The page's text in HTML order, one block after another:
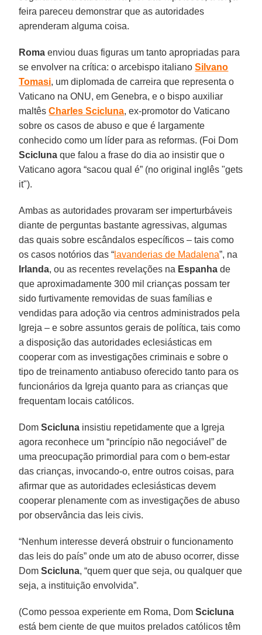
feira pareceu demonstrar que as autoridades
aprenderam alguma coisa.
Roma enviou duas figuras um tanto apropriadas para
se envolver na crítica: o arcebispo italianoSilvano
Tomasi, um diplomada de carreira que representa o
Vaticano na ONU, em Genebra, e o bispo auxiliar
maltêsCharles Scicluna, ex-promotor do Vaticano
sobre os casos de abuso e que é largamente
conhecido como um líder para as reformas. (Foi Dom
Scicluna que falou a frase do dia ao insistir que o
Vaticano agora “sacou qual é” (no original inglês "gets
it").
Ambas as autoridades provaram ser imperturbáveis
diante de perguntas bastante agressivas, algumas
das quais sobre escândalos específicos – tais como
os casos notórios das “ lavanderias de Madalena”, na
Irlanda, ou as recentes revelações na Espanha de
que aproximadamente 300 mil crianças possam ter
sido furtivamente removidas de suas famílias e
vendidas para adoção via centros administrados pela
Igreja – e sobre assuntos gerais de política, tais como
a disposição das autoridades eclesiásticas em
cooperar com as investigações criminais e sobre o
tipo de treinamento antiabuso oferecido tanto para os
funcionários da Igreja quanto para as crianças que
frequentam locais católicos.
DomScicluna insistiu repetidamente que a Igreja
agora reconhece um “princípio não negociável” de
uma preocupação primordial para com o bem-estar
das crianças, invocando-o, entre outros coisas, para
afirmar que as autoridades eclesiásticas devem
cooperar plenamente com as investigações de abuso
por observância das leis civis.
“Nenhum interesse deverá obstruir o funcionamento
das leis do país” onde um ato de abuso ocorrer, disse
DomScicluna, “quem quer que seja, ou qualquer que
seja, a instituição envolvida”.
(Como pessoa experiente em Roma, DomScicluna
está bem ciente de que muitos prelados católicos têm